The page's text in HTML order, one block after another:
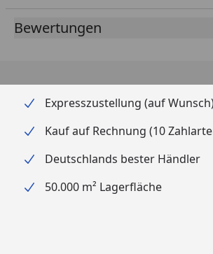
Bewertungen
Expresszustellung (auf
Kauf auf Rechnung (10
Deutschlands bester Händler
50.000 m² Lagerfläche